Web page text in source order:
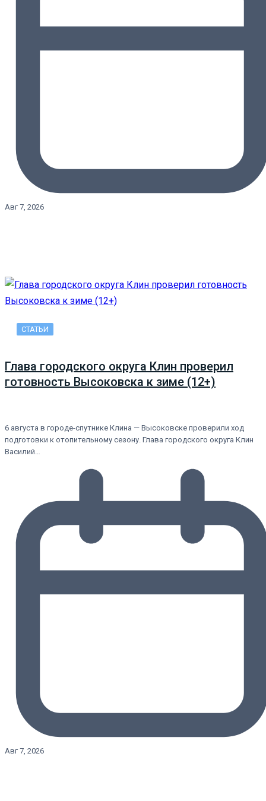
Авг 7, 2026
СТАТЬИ
Глава городского округа Клин проверил
готовность Высоковска к зиме (12+)
6 августа в городе-спутнике Клина — Высоковске проверили ход
подготовки к отопительному сезону. Глава городского округа Клин
Василий…
Авг 7, 2026